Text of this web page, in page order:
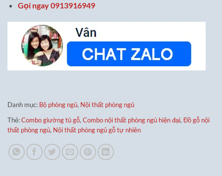
Gọi ngay 0913916949
Danh mục: Bộ phòng ngủ, Nội thất phòng ngủ
Thẻ:Combo giường tủ gỗ, Combo nội thất phòng ngủ hiện đại, Đồ gỗ nội
thất phòng ngủ, Nội thất phòng ngủ gỗ tự nhiên